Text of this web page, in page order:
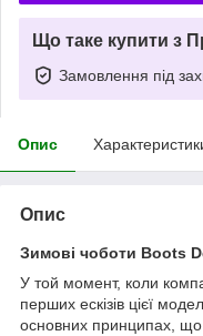
Що таке купити з
Замовлення під
Опис
Опис
Зимові чоботи Boots
У той момент, коли
перших ескізів цієї
основних принципах, що